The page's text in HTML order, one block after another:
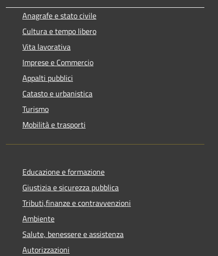
Anagrafe e stato civile
Cultura e tempo libero
Vita lavorativa
Imprese e Commercio
Appalti pubblici
Catasto e urbanistica
Turismo
Mobilità e trasporti
Educazione e formazione
Giustizia e sicurezza pubblica
Tributi,finanze e contravvenzioni
Ambiente
Salute, benessere e assistenza
Autorizzazioni